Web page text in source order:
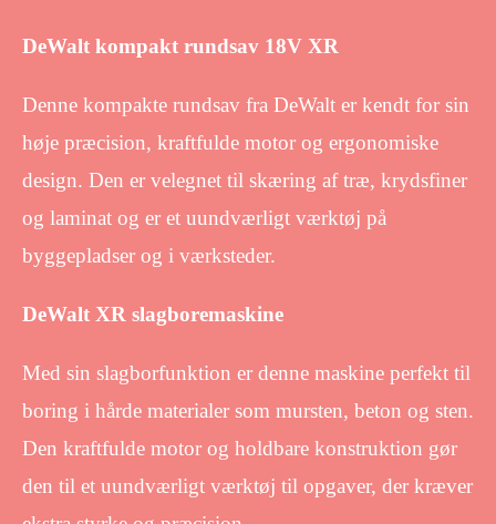
DeWalt kompakt rundsav 18V XR
Denne kompakte rundsav fra DeWalt er kendt for sin
høje præcision, kraftfulde motor og ergonomiske
design. Den er velegnet til skæring af træ, krydsfiner
og laminat og er et uundværligt værktøj på
byggepladser og i værksteder.
DeWalt XR slagboremaskine
Med sin slagborfunktion er denne maskine perfekt til
boring i hårde materialer som mursten, beton og sten.
Den kraftfulde motor og holdbare konstruktion gør
den til et uundværligt værktøj til opgaver, der kræver